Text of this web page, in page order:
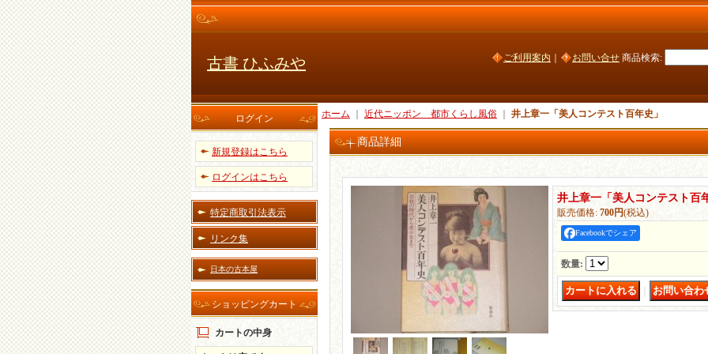
古書 ひふみや ご利用案内 お問い合せ 商品検索:
ログイン
新規登録はこちら
ログインはこちら
特定商取引法表示
リンク集
日本の古本屋
ショッピングカート
カートの中身
ホーム 近代ニッポン 都市くらし風俗 井上章一「美人コンテスト百年史」
商品詳細
井上章一「美人コンテスト百
販売価格: 700円(税込)
Facebookでシェア
数量: